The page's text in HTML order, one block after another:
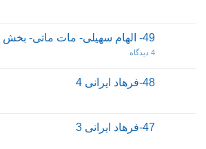
49- الهام سهیلی- مات ماتی- بخش اول
4 دیدگاه
48-فرهاد ایرانی 4
47-فرهاد ایرانی 3